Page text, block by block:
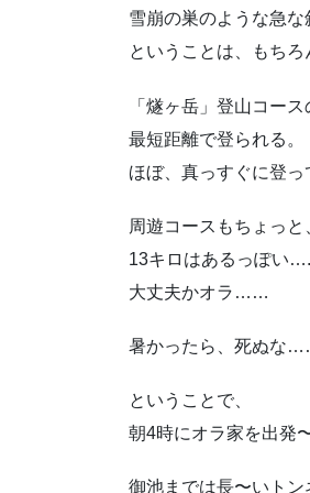
雪崩の巣のような急な
ということは、もちろ
「燧ヶ岳」登山コー
最短距離で登られる。
ほぼ、真っすぐに登
周遊コースもちょっ
13キロはあるっぽい
大丈夫かオラ……
暑かったら、死ぬな
ということで、
朝4時にオラ家を出発
御池までは長〜いトン